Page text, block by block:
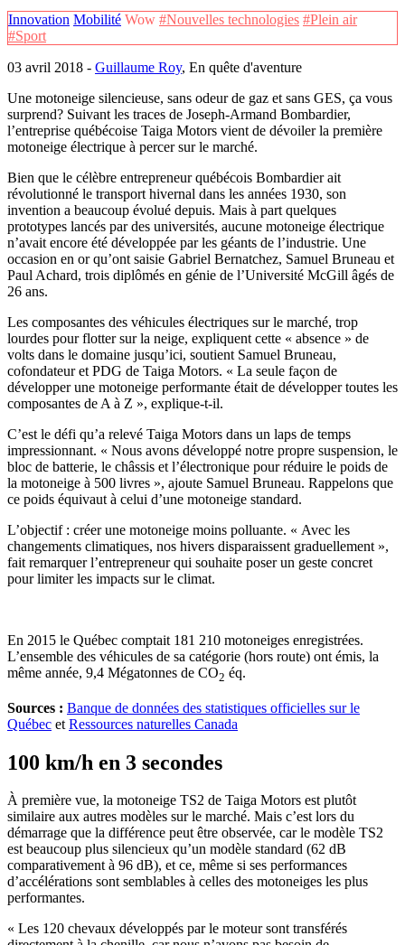
Innovation Mobilité Wow #Nouvelles technologies #Plein air
#Sport
03 avril 2018 - Guillaume Roy, En quête d'aventure
Une motoneige silencieuse, sans odeur de gaz et sans GES, ça vous
surprend? Suivant les traces de Joseph-Armand Bombardier,
l’entreprise québécoise Taiga Motors vient de dévoiler la première
motoneige électrique à percer sur le marché.
Bien que le célèbre entrepreneur québécois Bombardier ait
révolutionné le transport hivernal dans les années 1930, son
invention a beaucoup évolué depuis. Mais à part quelques
prototypes lancés par des universités, aucune motoneige électrique
n’avait encore été développée par les géants de l’industrie. Une
occasion en or qu’ont saisie Gabriel Bernatchez, Samuel Bruneau et
Paul Achard, trois diplômés en génie de l’Université McGill âgés de
26 ans.
Les composantes des véhicules électriques sur le marché, trop
lourdes pour flotter sur la neige, expliquent cette « absence » de
volts dans le domaine jusqu’ici, soutient Samuel Bruneau,
cofondateur et PDG de Taiga Motors. « La seule façon de
développer une motoneige performante était de développer toutes les
composantes de A à Z », explique-t-il.
C’est le défi qu’a relevé Taiga Motors dans un laps de temps
impressionnant. « Nous avons développé notre propre suspension, le
bloc de batterie, le châssis et l’électronique pour réduire le poids de
la motoneige à 500 livres », ajoute Samuel Bruneau. Rappelons que
ce poids équivaut à celui d’une motoneige standard.
L’objectif : créer une motoneige moins polluante. « Avec les
changements climatiques, nos hivers disparaissent graduellement »,
fait remarquer l’entrepreneur qui souhaite poser un geste concret
pour limiter les impacts sur le climat.
En 2015 le Québec comptait 181 210 motoneiges enregistrées.
L’ensemble des véhicules de sa catégorie (hors route) ont émis, la
même année, 9,4 Mégatonnes de CO2 éq.
Sources : Banque de données des statistiques officielles sur le
Québec et Ressources naturelles Canada
100 km/h en 3 secondes
À première vue, la motoneige TS2 de Taiga Motors est plutôt
similaire aux autres modèles sur le marché. Mais c’est lors du
démarrage que la différence peut être observée, car le modèle TS2
est beaucoup plus silencieux qu’un modèle standard (62 dB
comparativement à 96 dB), et ce, même si ses performances
d’accélérations sont semblables à celles des motoneiges les plus
performantes.
« Les 120 chevaux développés par le moteur sont transférés